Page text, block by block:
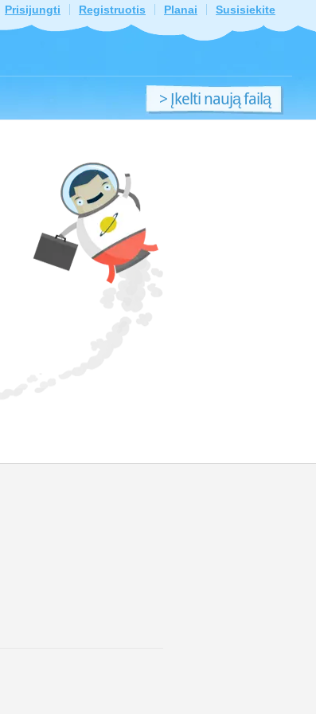
Prisijungti Registruotis Planai Susisiekite
> Įkelti naują failą